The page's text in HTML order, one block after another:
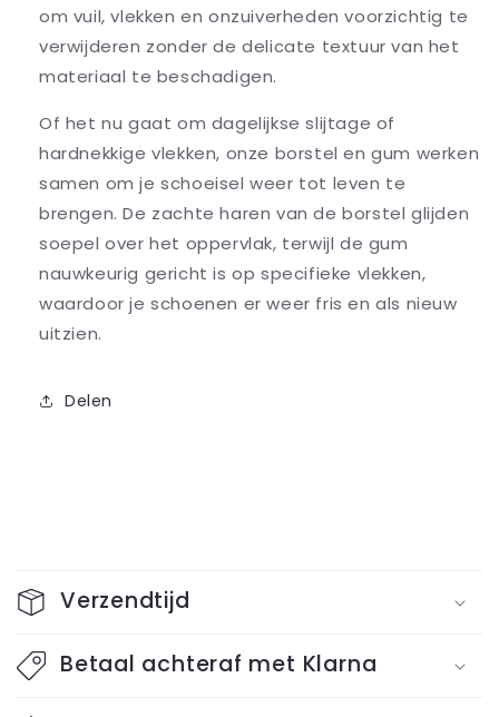
om vuil, vlekken en onzuiverheden voorzichtig te
verwijderen zonder de delicate textuur van het
materiaal te beschadigen.
Of het nu gaat om dagelijkse slijtage of
hardnekkige vlekken, onze borstel en gum werken
samen om je schoeisel weer tot leven te
brengen. De zachte haren van de borstel glijden
soepel over het oppervlak, terwijl de gum
nauwkeurig gericht is op specifieke vlekken,
waardoor je schoenen er weer fris en als nieuw
uitzien.
Delen
n
l
Verzendtijd
Betaal achteraf met Klarna